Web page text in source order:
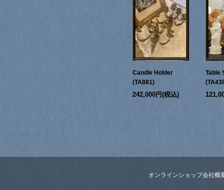
Candle Holder
(TA881)
242,000円(税込)
Table
オンラインショップ会社概